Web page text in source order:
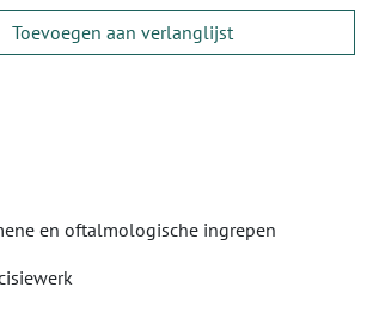
Toevoegen aan verlanglijst
en oftalmologische ingrepen